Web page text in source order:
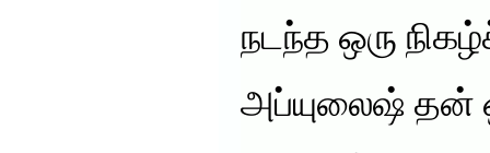
நடந்த ஒரு
அப்யுலைஷ் தன்